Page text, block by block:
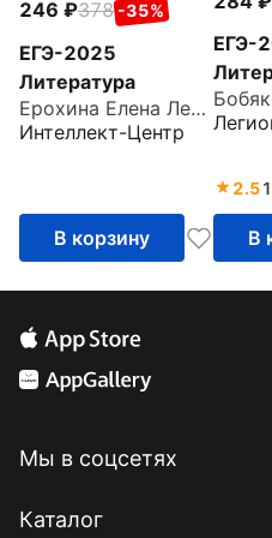
246 378 -35%
ЕГЭ-2025
Литература
Ерохина Елена Ленвладовна
Интеллект-Центр
В корзину
ЕГЭ-
года
2.5
В
Мы в соцсетях
Каталог